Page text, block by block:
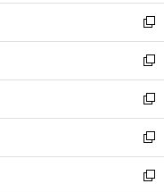
ウ
で
開
く
ン
ド
ウ
で
開
く
ウ
ィ
ン
ド
ウ
で
開
く
し
い
ウ
ィ
ン
ド
ウ
で
開
く
新
し
い
ウ
ィ
ン
ド
ウ
で
新
し
い
ウ
ィ
ン
ド
新
し
い
ウ
ィ
新
し
い
新